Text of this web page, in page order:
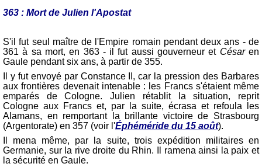
363 : Mort de Julien l'Apostat
S'il fut seul maître de l'Empire romain pendant deux ans - de
361 à sa mort, en 363 - il fut aussi gouverneur et Césaren
Gaule pendant six ans, à partir de 355.
Il y fut envoyé par Constance II, car la pression des Barbares
aux frontières devenait intenable : les Francs s'étaient même
emparés de Cologne. Julien rétablit la situation, reprit
Cologne aux Francs et, par la suite, écrasa et refoula les
Alamans, en remportant la brillante victoire de Strasbourg
(Argentorate) en 357 (voir l'Éphéméride du 15 août).
Il mena même, par la suite, trois expédition militaires en
Germanie, sur la rive droite du Rhin. Il ramena ainsi la paix et
la sécurité en Gaule.